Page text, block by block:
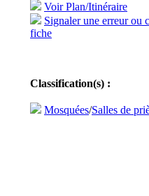
Voir Plan/Itinéraire
Signaler une erreur ou
fiche
Classification(s) :
Mosquées/Salles de